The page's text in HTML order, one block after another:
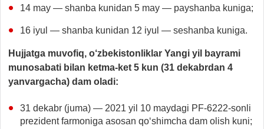
14 may — shanba kunidan 5 may — payshanba kuniga;
16 iyul — shanba kunidan 12 iyul — seshanba kuniga.
Hujjatga muvofiq, o‘zbekistonliklar Yangi yil bayrami
munosabati bilan ketma-ket 5 kun (31 dekabrdan 4
yanvargacha) dam oladi:
31 dekabr (juma) — 2021 yil 10 maydagi PF-6222-sonli
prezident farmoniga asosan qo‘shimcha dam olish kuni;